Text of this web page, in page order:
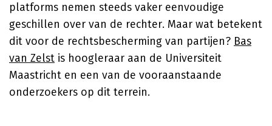
platforms nemen steeds vaker eenvoudige
geschillen over van de rechter. Maar wat betekent
dit voor de rechtsbescherming van partijen? Bas
van Zelst is hoogleraar aan de Universiteit
Maastricht en een van de vooraanstaande
onderzoekers op dit terrein.